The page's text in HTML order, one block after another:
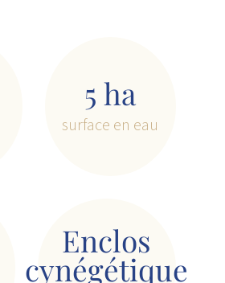
5 ha
surface en eau
Enclos
cynégétique